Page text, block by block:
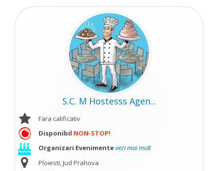
S.C. M Hostesss Agen...
Fara calificativ
Disponibil NON-STOP!
Organizari Evenimentevezi mai mult
Ploiesti, Jud Prahova